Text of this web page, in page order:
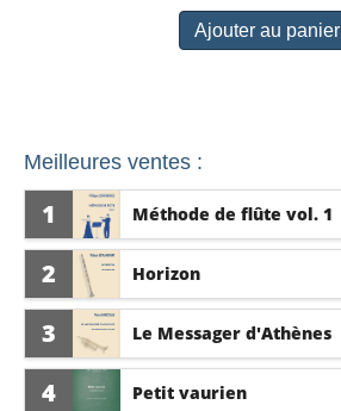
Ajouter au panier
Meilleures ventes :
1 Méthode de flûte vol. 1
2 Horizon
3 Le Messager d'Athènes
4 Petit vaurien